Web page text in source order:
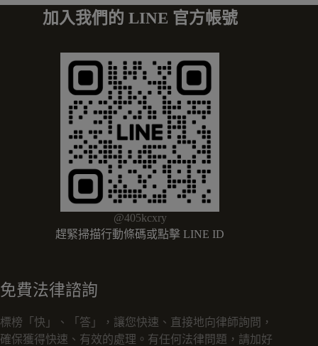
加入我們的 LINE 官方帳號
@405kcxry
趕緊掃描行動條碼或點擊 LINE ID
免費法律諮詢
標榜「快」、「答」，讓您快速、直接地向律師詢問，
確保獲得快速、有效的處理。有任何法律問題，請加好